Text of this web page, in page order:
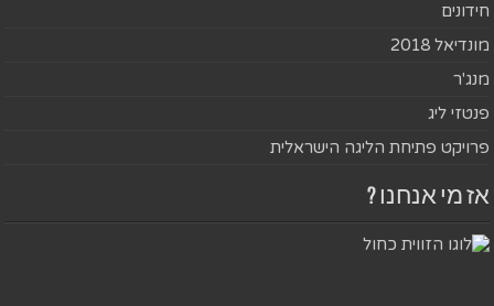
חידונים
מונדיאל 2018
מנג'ר
פנטזי ליג
פרויקט פתיחת הליגה הישראלית
אז מי אנחנו ?